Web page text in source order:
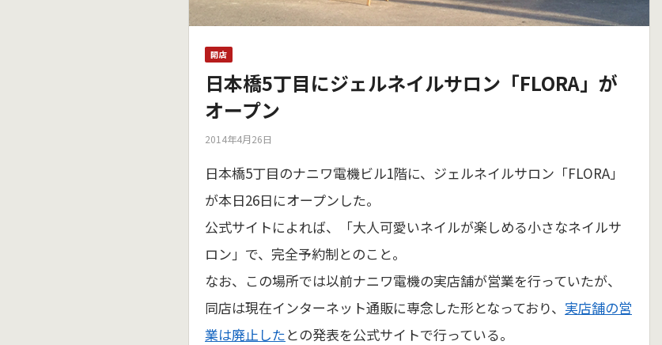
開店
日本橋5丁目にジェルネイルサロン「FLORA」が
オープン
2014年4月26日
日本橋5丁目のナニワ電機ビル1階に、ジェルネイルサロン「FLORA」
が本日26日にオープンした。
公式サイトによれば、「大人可愛いネイルが楽しめる小さなネイルサ
ロン」で、完全予約制とのこと。
なお、この場所では以前ナニワ電機の実店舗が営業を行っていたが、
同店は現在インターネット通販に専念した形となっており、 実店舗の営
業は廃止したとの発表を公式サイトで行っている。